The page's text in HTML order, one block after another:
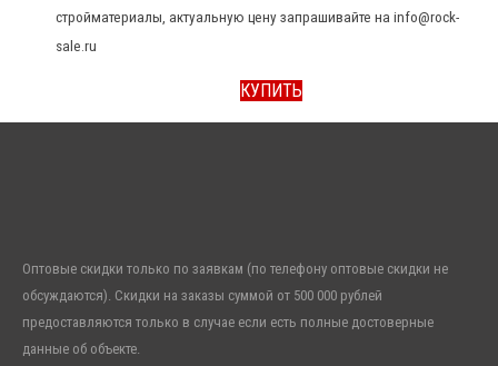
стройматериалы, актуальную цену запрашивайте на info@rock-
sale.ru
КУПИТЬ
Оптовые скидки только по заявкам (по телефону оптовые скидки не
обсуждаются). Скидки на заказы суммой от 500 000 рублей
предоставляются только в случае если есть полные достоверные
данные об объекте.